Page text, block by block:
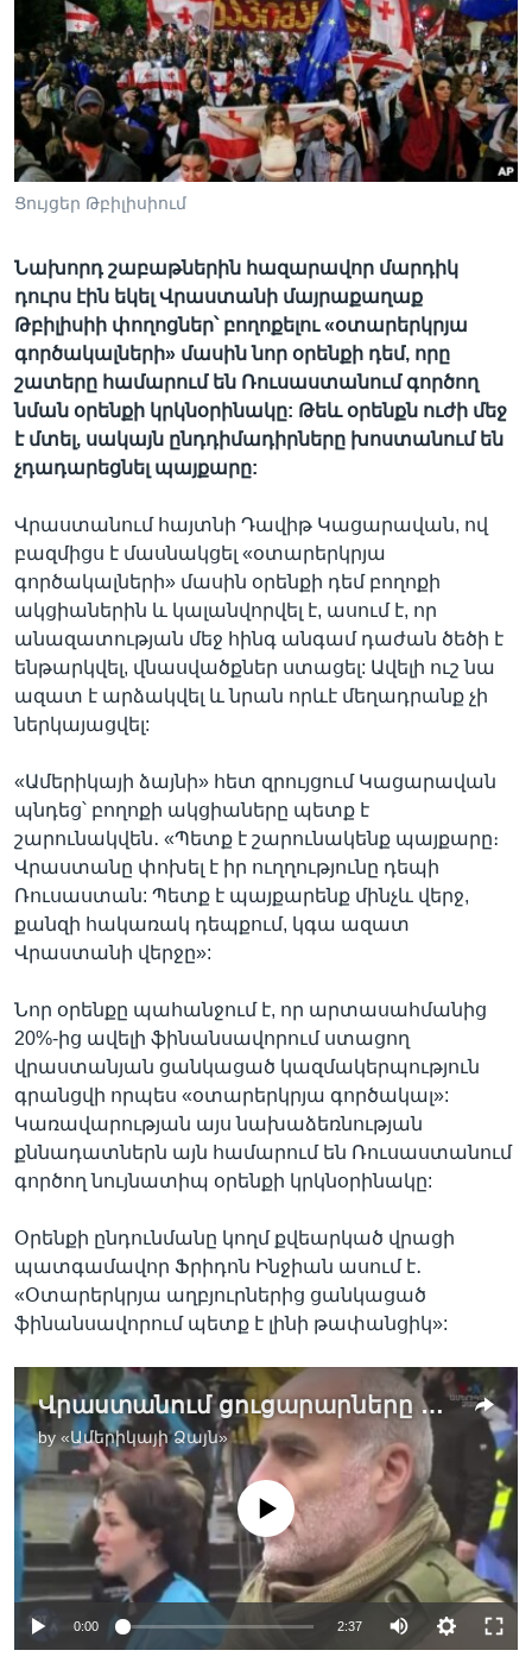
Լեզուներ
Ցույցեր Թբիլիսիում
Նախորդ շաբաթներին հազարավոր մարդիկ
դուրս էին եկել Վրաստանի մայրաքաղաք
Թբիլիսիի փողոցներ՝ բողոքելու «օտարերկրյա
գործակալների» մասին նոր օրենքի դեմ, որը
շատերը համարում են Ռուսաստանում գործող
նման օրենքի կրկնօրինակը: Թեև օրենքն ուժի մեջ
է մտել, սակայն ընդդիմադիրները խոստանում են
չդադարեցնել պայքարը:
Վրաստանում հայտնի Դավիթ Կացարավան, ով
բազմիցս է մասնակցել «օտարերկրյա
գործակալների» մասին օրենքի դեմ բողոքի
ակցիաներին և կալանվորվել է, ասում է, որ
անազատության մեջ հինգ անգամ դաժան ծեծի է
ենթարկվել, վնասվածքներ ստացել: Ավելի ուշ նա
ազատ է արձակվել և նրան որևէ մեղադրանք չի
ներկայացվել:
«Ամերիկայի ձայնի» հետ զրույցում Կացարավան
պնդեց՝ բողոքի ակցիաները պետք է
շարունակվեն․ «Պետք է շարունակենք պայքարը։
Վրաստանը փոխել է իր ուղղությունը դեպի
Ռուսաստան: Պետք է պայքարենք մինչև վերջ,
քանզի հակառակ դեպքում, կգա ազատ
Վրաստանի վերջը»:
Նոր օրենքը պահանջում է, որ արտասահմանից
20%-ից ավելի ֆինանսավորում ստացող
վրաստանյան ցանկացած կազմակերպություն
գրանցվի որպես «օտարերկրյա գործակալ»:
Կառավարության այս նախաձեռնության
քննադատներն այն համարում են Ռուսաստանում
գործող նույնատիպ օրենքի կրկնօրինակը:
Օրենքի ընդունմանը կողմ քվեարկած վրացի
պատգամավոր Ֆրիդոն Ինջիան ասում է․
«Օտարերկրյա աղբյուրներից ցանկացած
ֆինանսավորում պետք է լինի թափանցիկ»:
Վրաստանում ցուցարարները խոստանում են մնալ փողոցներում՝ մինչև կառավարության հրաժարականը
by «Ամերիկայի Ձայն»
No media source currently available
0:00 2:37